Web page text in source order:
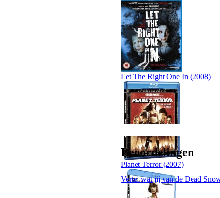
Let The Right One In (2008)
Planet Terror (2007)
Beoordelingen
Vertel wat jij van de Dead